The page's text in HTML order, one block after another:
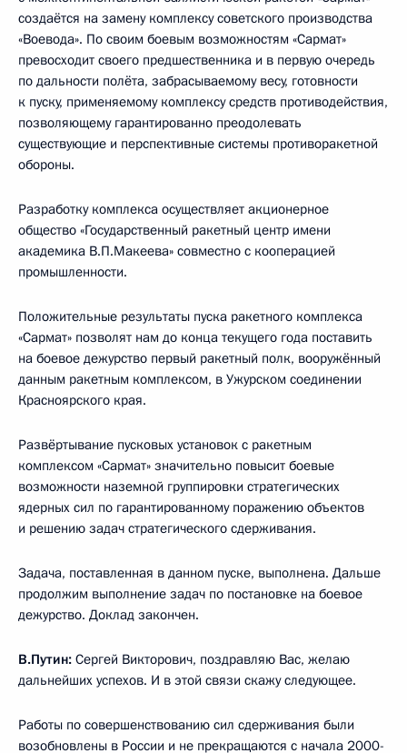
создаётся на замену комплексу советского производства
«Воевода». По своим боевым возможностям «Сармат»
превосходит своего предшественника и в первую очередь
по дальности полёта, забрасываемому весу, готовности
к пуску, применяемому комплексу средств противодействия,
позволяющему гарантированно преодолевать
существующие и перспективные системы противоракетной
обороны.
Разработку комплекса осуществляет акционерное
общество «Государственный ракетный центр имени
академика В.П.Макеева» совместно с кооперацией
промышленности.
Положительные результаты пуска ракетного комплекса
«Сармат» позволят нам до конца текущего года поставить
на боевое дежурство первый ракетный полк, вооружённый
данным ракетным комплексом, в Ужурском соединении
Красноярского края.
Развёртывание пусковых установок с ракетным
комплексом «Сармат» значительно повысит боевые
возможности наземной группировки стратегических
ядерных сил по гарантированному поражению объектов
и решению задач стратегического сдерживания.
Задача, поставленная в данном пуске, выполнена. Дальше
продолжим выполнение задач по постановке на боевое
дежурство. Доклад закончен.
В.Путин: Сергей Викторович, поздравляю Вас, желаю
дальнейших успехов. И в этой связи скажу следующее.
Работы по совершенствованию сил сдерживания были
возобновлены в России и не прекращаются с начала 2000-